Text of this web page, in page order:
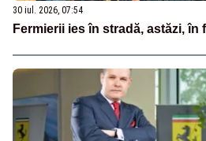
30 iul. 2026, 07:54
Fermierii ies în stradă, astăzi, în